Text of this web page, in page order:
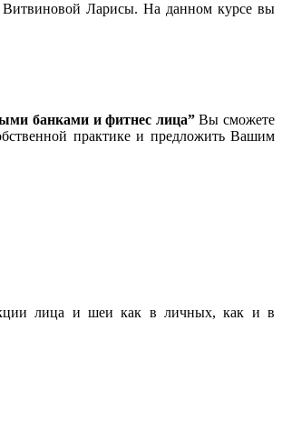
Витвиновой Ларисы. На данном курсе вы
банками и фитнес лица”Вы сможете
практике и предложить Вашим
лица и шеи как в личных, как и в